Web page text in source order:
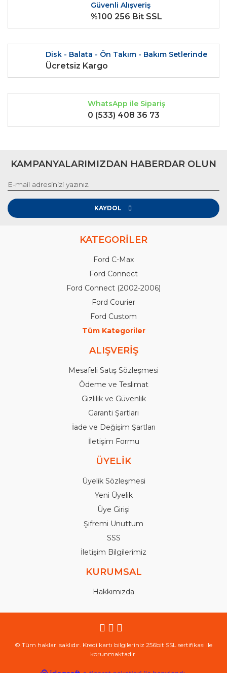
Ürün fiyatı diğer sitelerden daha pahalı.
Güvenli Alışveriş
%100 256 Bit SSL
Disk - Balata - Ön Takım - Bakım Setlerinde
Ücretsiz Kargo
WhatsApp ile Sipariş
0 (533) 408 36 73
KAMPANYALARIMIZDAN HABERDAR OLUN
KAYDOL
KATEGORİLER
Ford C-Max
Ford Connect
Ford Connect (2002-2006)
Ford Courier
Ford Custom
Tüm Kategoriler
ALIŞVERİŞ
Mesafeli Satış Sözleşmesi
Ödeme ve Teslimat
Gizlilik ve Güvenlik
Garanti Şartları
İade ve Değişim Şartları
İletişim Formu
ÜYELİK
Üyelik Sözleşmesi
Yeni Üyelik
Üye Girişi
Şifremi Unuttum
SSS
İletişim Bilgilerimiz
KURUMSAL
Hakkımızda
© Tüm hakları saklıdır. Kredi kartı bilgileriniz 256bit SSL sertifikası ile
korunmaktadır.